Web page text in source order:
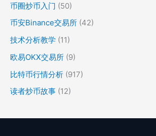
币圈炒币入门 (50)
币安Binance交易所 (42)
技术分析教学 (11)
欧易OKX交易所 (9)
比特币行情分析 (917)
读者炒币故事 (12)